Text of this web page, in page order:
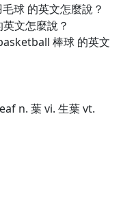
球 的英文怎麼說？
文怎麼說？
棒球 的英文
n. 葉 vi. 生葉 vt.